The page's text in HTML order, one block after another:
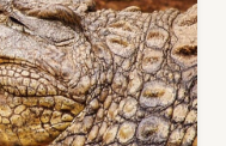
Der Preis pro
Bitte